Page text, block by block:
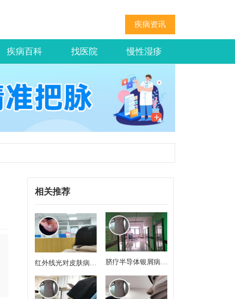
疾病资讯
疾病百科 找医院 慢性湿疹
相关推荐
红外线光对皮肤病有
治疗作用吗
脐疗半导体银屑病治